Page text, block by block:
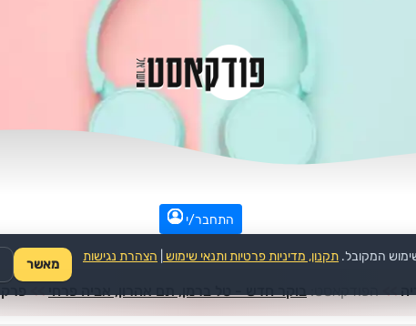
התחבר/י
>>הפודקאסט: בוקר חדש - טל ברמן, תם אהרון, אביה פרחי >>פרק
המקובל. תקנון, מדיניות פרטיות ותנאי שימוש הצהרת נגישות
מאשר